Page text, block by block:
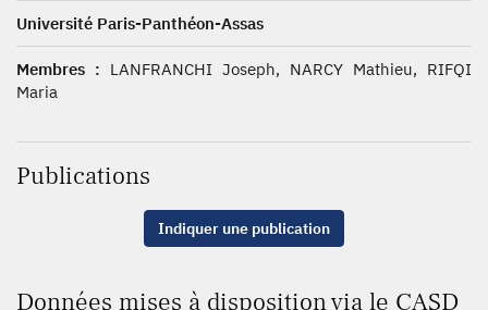
Université Paris-Panthéon-Assas
Membres : LANFRANCHI Joseph, NARCY Mathieu, RIFQI
Maria
Publications
Indiquer une publication
Données mises à disposition via le CASD